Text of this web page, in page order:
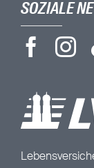
SOZIALE